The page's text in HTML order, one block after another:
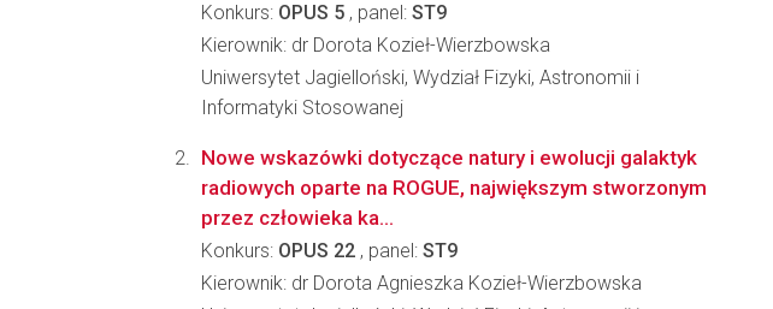
Konkurs: OPUS 5 , panel: ST9
Kierownik: dr Dorota Kozieł-Wierzbowska
Uniwersytet Jagielloński, Wydział Fizyki, Astronomii i
Informatyki Stosowanej
Nowe wskazówki dotyczące natury i ewolucji galaktyk
radiowych oparte na ROGUE, największym stworzonym
przez człowieka ka...
Konkurs: OPUS 22 , panel: ST9
Kierownik: dr Dorota Agnieszka Kozieł-Wierzbowska